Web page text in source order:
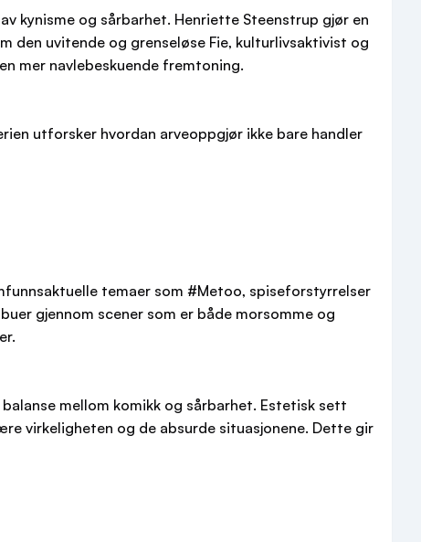
kynisme og sårbarhet. Henriette Steenstrup gjør en
den uvitende og grenseløse Fie, kulturlivsaktivist og
mer navlebeskuende fremtoning.
utforsker hvordan arveoppgjør ikke bare handler
temaer som #Metoo, spiseforstyrrelser
gjennom scener som er både morsomme og
mellom komikk og sårbarhet. Estetisk sett
virkeligheten og de absurde situasjonene. Dette gir